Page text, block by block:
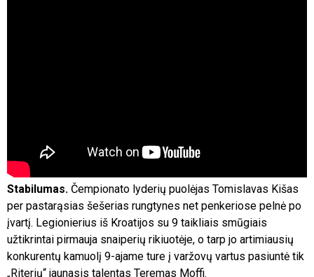
Stabilumas. Čempionato lyderių puolėjas Tomislavas Kišas
per pastarąsias šešerias rungtynes net penkeriose pelnė po
įvartį. Legionierius iš Kroatijos su 9 taikliais smūgiais
užtikrintai pirmauja snaiperių rikiuotėje, o tarp jo artimiausių
konkurentų kamuolį 9-ajame ture į varžovų vartus pasiuntė tik
„Riterių“ jaunasis talentas Teremas Moffi.